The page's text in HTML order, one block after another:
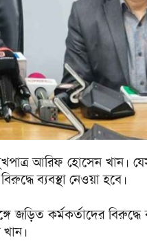
আরিফ হোসেন খান।
ব্যবস্থা নেওয়া হবে।
জড়িত কর্মকর্তাদের বিরুদ্ধে